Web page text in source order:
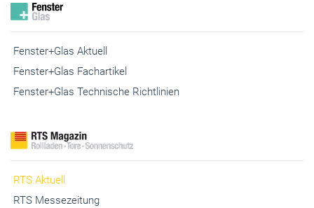
Fenster+Glas Aktuell
Fenster+Glas Fachartikel
Fenster+Glas Technische Richtlinien
RTS Aktuell
RTS Messezeitung